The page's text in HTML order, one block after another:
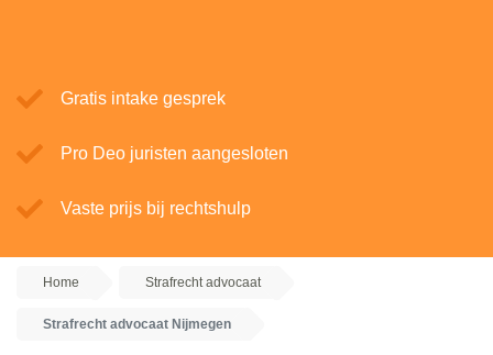
Gratis intake gesprek
Pro Deo juristen aangesloten
Vaste prijs bij rechtshulp
Home Strafrecht advocaat
Strafrecht advocaat Nijmegen